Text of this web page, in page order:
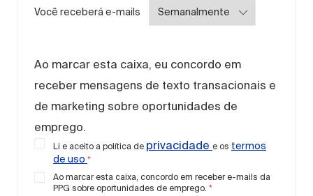
Você receberá e-mails Required
Ao marcar esta caixa, eu concordo em
receber mensagens de texto transacionais e
de marketing sobre oportunidades de
emprego.
Li e aceito a política de privacidade e os termos
de uso *
Ao marcar esta caixa, concordo em receber e-mails da
PPG sobre oportunidades de emprego. *